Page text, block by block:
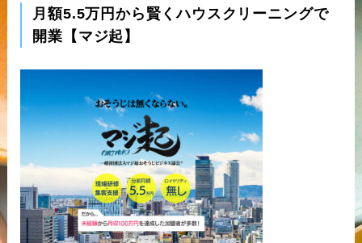
月額5.5万円から賢くハウスクリーニングで
開業【マジ起】